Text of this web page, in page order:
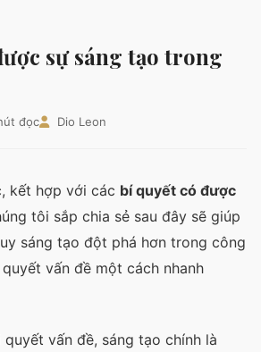
sự sáng tạo trong
đọc Dio Leon
kết hợp với các bí quyết có được
tôi sắp chia sẻ sau đây sẽ giúp
sáng tạo đột phá hơn trong công
vấn đề một cách nhanh
vấn đề, sáng tạo chính là